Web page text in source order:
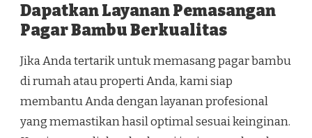
Dapatkan Layanan Pemasangan
Pagar Bambu Berkualitas
Jika Anda tertarik untuk memasang pagar bambu
di rumah atau properti Anda, kami siap
membantu Anda dengan layanan profesional
yang memastikan hasil optimal sesuai keinginan.